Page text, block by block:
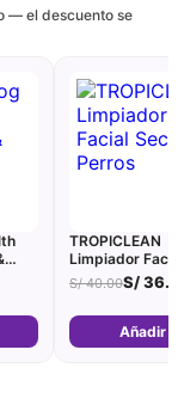
— el descuento se
TROPICLEAN
Limpiador
Perros
S/40.00S/
Añadir +